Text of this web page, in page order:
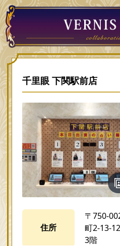
千里眼 下関駅前店
住所
〒750-
町2-13-
3階